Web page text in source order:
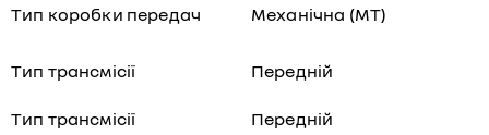
Тип коробки передач Механічна (МТ)
Тип трансмісії Передній
Тип трансмісії Передній